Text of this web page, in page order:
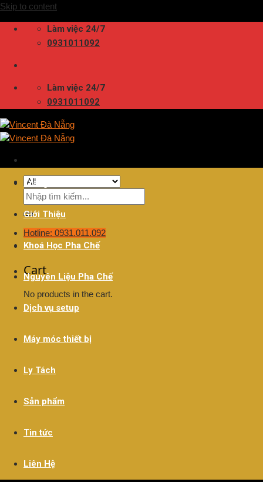
Skip to content
Làm việc 24/7
0931011092
Làm việc 24/7
0931011092
Hotline: 0931.011.092
Cart
No products in the cart.
Trang Chủ
Giới Thiệu
Khoá Học Pha Chế
Nguyên Liệu Pha Chế
Dịch vụ setup
Máy móc thiết bị
Ly Tách
Sản phẩm
Tin tức
Liên Hệ